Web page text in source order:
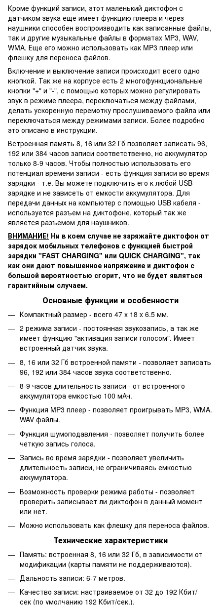
Кроме функций записи, этот маленький диктофон с
датчиком звука еще имеет функцию плеера и через
наушники способен воспроизводить как записанные файлы,
так и другие музыкальные файлы в форматах MP3, WAV,
WMA. Еще его можно использовать как MP3 плеер или
флешку для переноса файлов.
Включение и выключение записи происходит всего одно
кнопкой. Так же на корпусе есть 2 многофункциональные
кнопки "+" и "-", с помощью которых можно регулировать
звук в режиме плеера, переключаться между файлами,
делать ускоренную перемотку прослушиваемого файла или
переключаться между режимами записи. Более подробно
это описано в инструкции.
Встроенная память 8, 16 или 32 Гб позволяет записать 96,
192 или 384 часов записи соответственно, но аккумулятор
только 8-9 часов. Чтобы полностью использовать его
потенциал времени записи - есть функция записи во время
зарядки - т.е. Вы можете подключить его к любой USB
зарядке и не зависеть от емкости аккумулятора. Для
передачи данных на компьютер с помощью USB кабеля -
используется разъем на диктофоне, который так же
является разъемом для наушников.
ВНИМАНИЕ! Ни в коем случае не заряжайте диктофон от
зарядок мобильных телефонов с функцией быстрой
зарядки "FAST CHARGING" или QUICK CHARGING", так
как они дают повышенное напряжение и диктофон с
большой вероятностью сгорит, что не будет являться
гарантийным случаем.
Основные функции и особенности
Компактный размер - всего 47 x 18 x 6.5 мм.
2 режима записи - постоянная звукозапись, а так же
имеет функцию "активация записи голосом". Имеет
встроенный датчик звука.
8, 16 или 32 Гб встроенной памяти - позволяет записать
96, 192 или 384 часов звука соответственно.
8-9 часов длительность записи - от встроенного
аккумулятора емкостью 100 мАч.
Функция MP3 плеер - позволяет проигрывать MP3, WMA.
WAV файлы.
Функция шумоподавления - позволяет получить более
четкую запись голоса.
Запись во время зарядки - позволяет увеличить
длительность записи, не ограничиваясь емкостью
аккумулятора.
Возможность проверки режима работы - позволяет
проверить записывает ли диктофон в данный момент
или нет.
Можно использовать как флешку для переноса файлов.
Технические характеристики
Память: встроенная 8, 16 или 32 Гб, в зависимости от
модификации (карты памяти не поддерживаются).
Дальность записи: 6-7 метров.
Качество записи: настраиваемое от 32 до 192 Кбит/
сек (по умолчанию 192 Кбит/сек.).